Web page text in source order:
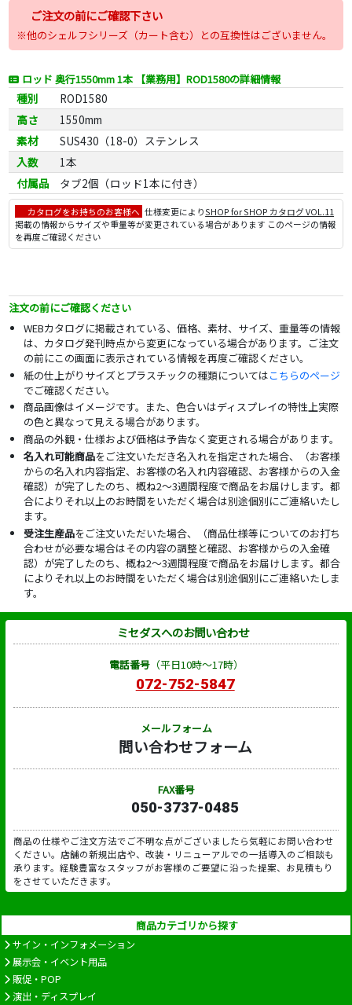
ご注文の前にご確認下さい
※他のシェルフシリーズ（カート含む）との互換性はございません。
ロッド 奥行1550mm 1本 【業務用】ROD1580の詳細情報
種別
ROD1580
高さ
1550mm
素材
SUS430（18-0）ステンレス
入数
1本
付属品
タブ2個（ロッド1本に付き）
カタログをお持ちのお客様へ 仕様変更によりSHOP for SHOP カタログ VOL.11
掲載の情報からサイズや重量等が変更されている場合があります このページの情報
を再度ご確認ください
注文の前にご確認ください
WEBカタログに掲載されている、価格、素材、サイズ、重量等の情報
は、カタログ発刊時点から変更になっている場合があります。ご注文
の前にこの画面に表示されている情報を再度ご確認ください。
紙の仕上がりサイズとプラスチックの種類についてはこちらのページ
でご確認ください。
商品画像はイメージです。また、色合いはディスプレイの特性上実際
の色と異なって見える場合があります。
商品の外観・仕様および価格は予告なく変更される場合があります。
名入れ可能商品をご注文いただき名入れを指定された場合、（お客様
からの名入れ内容指定、お客様の名入れ内容確認、お客様からの入金
確認）が完了したのち、概ね2～3週間程度で商品をお届けします。都
合によりそれ以上のお時間をいただく場合は別途個別にご連絡いたし
ます。
受注生産品をご注文いただいた場合、（商品仕様等についてのお打ち
合わせが必要な場合はその内容の調整と確認、お客様からの入金確
認）が完了したのち、概ね2～3週間程度で商品をお届けします。都合
によりそれ以上のお時間をいただく場合は別途個別にご連絡いたしま
す。
ミセダスへのお問い合わせ
電話番号（平日10時～17時）
072-752-5847
メールフォーム
問い合わせフォーム
FAX番号
050-3737-0485
商品の仕様やご注文方法でご不明な点がございましたら気軽にお問い合わせ
ください。店舗の新規出店や、改装・リニューアルでの一括導入のご相談も
承ります。経験豊富なスタッフがお客様のご要望に沿った提案、お見積もり
をさせていただきます。
商品カテゴリから探す
サイン・インフォメーション
展示会・イベント用品
販促・POP
演出・ディスプレイ